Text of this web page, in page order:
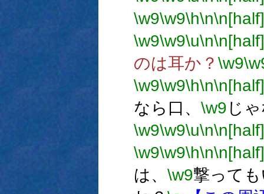
\w9\w9\h\n\n[half]
\w9\w9\u\n\n[half]
のは耳か？ \w9
\w9\w9\h\n\n[half]
なら口、 \w9 じ
\w9\w9\u\n\n[half]
\w9\w9\h\n\n[half]
は、 \w9撃って